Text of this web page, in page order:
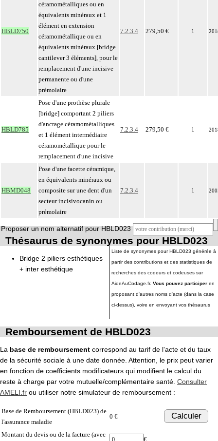
HBLD750
céramométalliques ou en
équivalents minéraux et 1
élément en extension
céramométallique ou en
équivalents minéraux [bridge
cantilever 3 éléments], pour le
remplacement d'une incisive
permanente ou d'une
prémolaire
7.2.3.4 279,50 € 1
HBLD785
Pose d'une prothèse plurale
[bridge] comportant 2 piliers
d'ancrage céramométalliques
et 1 élément intermédiaire
céramométallique pour le
remplacement d'une incisive
7.2.3.4 279,50 € 1
HBMD048
Pose d'une facette céramique,
en équivalents minéraux ou
composite sur une dent d'un
secteur incisivocanin ou
prémolaire
7.2.3.4 1
Proposer un nom alternatif pour HBLD023
Thésaurus de synonymes pour HBLD023
Bridge 2 piliers esthétiques
+ inter esthétique
Liste de synonymes pour HBLD023 générée à
partir des contributions et des statistiques de
recherches des codeurs et codeuses sur
AideAuCodage.fr. Vous pouvez participer en
proposant d'autres noms d'acte (dans la case
ci-dessus), voire en envoyant vos thésaurus
Remboursement de HBLD023
La base de remboursement correspond au tarif de l'acte et du taux
de la sécurité sociale à une date donnée. Attention, le prix peut varier
en fonction de coefficients modificateurs qui modifient le calcul du
reste à charge par votre mutuelle/complémentaire santé. Consulter
AMELI.fr ou utiliser notre simulateur de remboursement :
Base de Remboursement (HBLD023) de
l'assurance maladie
0 € Calculer
Montant du devis ou de la facture (avec
€